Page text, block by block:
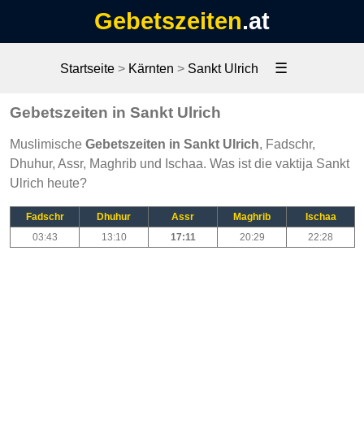
Gebetszeiten.at
Startseite > Kärnten > Sankt Ulrich ☰
Gebetszeiten in Sankt Ulrich
Muslimische Gebetszeiten in Sankt Ulrich, Fadschr,
Dhuhur, Assr, Maghrib und Ischaa. Was ist die vaktija Sankt
Ulrich heute?
Fadschr Dhuhur Assr Maghrib
Ischaa
03:43
13:10 17:11 20:29 22:28